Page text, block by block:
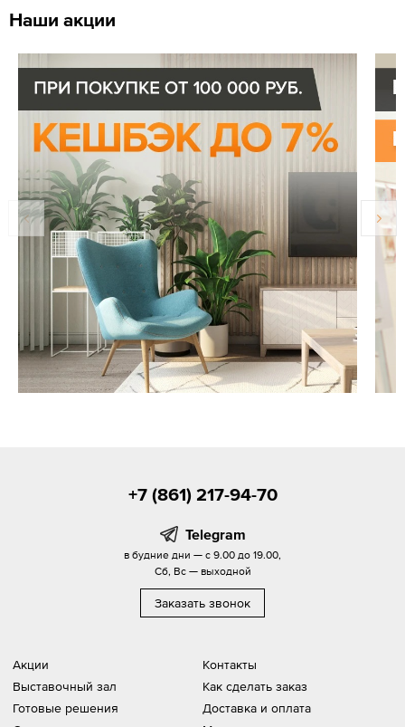
Наши акции
Акции
Выставочный зал
Готовые решения
Контакты
Как сделать заказ
Доставка и оплата
+7 (861) 217-94-70
Telegram
в будние дни — с 9.00 до 19.00,
Сб, Вс — выходной
Заказать звонок